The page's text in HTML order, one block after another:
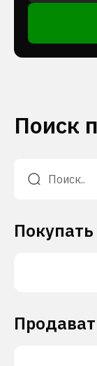
Поиск
Покупать